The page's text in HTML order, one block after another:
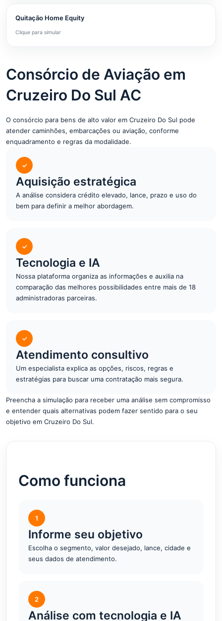
Quitação Home Equity
Clique para simular
Consórcio de Aviação em
Cruzeiro Do Sul AC
O consórcio para bens de alto valor em Cruzeiro Do Sul pode
atender caminhões, embarcações ou aviação, conforme
enquadramento e regras da modalidade.
✓
Aquisição estratégica
A análise considera crédito elevado, lance, prazo e uso do
bem para definir a melhor abordagem.
✓
Tecnologia e IA
Nossa plataforma organiza as informações e auxilia na
comparação das melhores possibilidades entre mais de 18
administradoras parceiras.
✓
Atendimento consultivo
Um especialista explica as opções, riscos, regras e
estratégias para buscar uma contratação mais segura.
Preencha a simulação para receber uma análise sem compromisso
e entender quais alternativas podem fazer sentido para o seu
objetivo em Cruzeiro Do Sul.
Como funciona
1
Informe seu objetivo
Escolha o segmento, valor desejado, lance, cidade e
seus dados de atendimento.
2
Análise com tecnologia e IA